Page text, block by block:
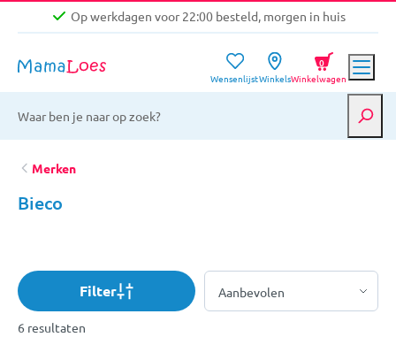
Op werkdagen voor 22:00 besteld, morgen in huis
Gratis verzending vanaf €39,-
Op werkdagen voor 22:00 besteld, morgen in huis
WensenlijstWinkelsWinkelwagen
0
Merken
Bieco
Filter
6 resultaten